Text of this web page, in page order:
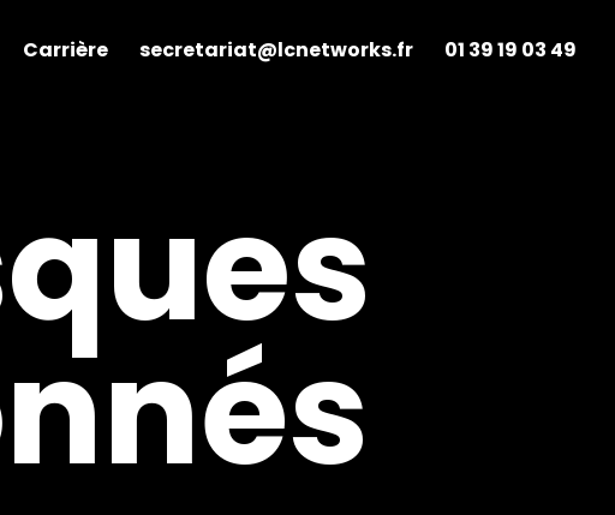
Carrière secretariat@lcnetworks.fr 01 39 19 03 49